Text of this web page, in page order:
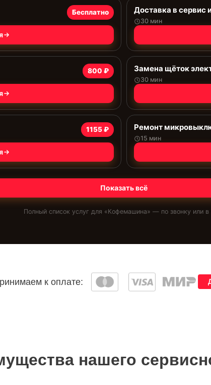
Бесплатно Доставка в сервис
30 мин
800 ₽ Замена щёток
30 мин
1155 ₽ Ремонт
15 мин
Показать всё
Полный список услуг для «Кофемашина» — по звонку или в
к оплате:
нашего